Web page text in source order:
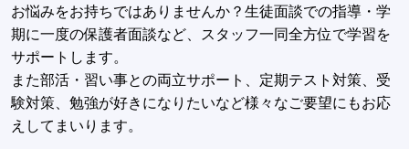
お悩みをお持ちではありませんか？生徒面談での指導・学
期に一度の保護者面談など、スタッフ一同全方位で学習を
サポートします。
また部活・習い事との両立サポート、定期テスト対策、受
験対策、勉強が好きになりたいなど様々なご要望にもお応
えしてまいります。